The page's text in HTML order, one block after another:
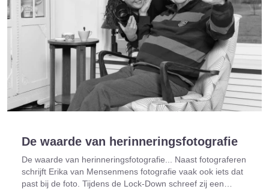
De waarde van herinneringsfotografie
De waarde van herinneringsfotografie... Naast fotograferen
schrijft Erika van Mensenmens fotografie vaak ook iets dat
past bij de foto. Tijdens de Lock-Down schreef zij een